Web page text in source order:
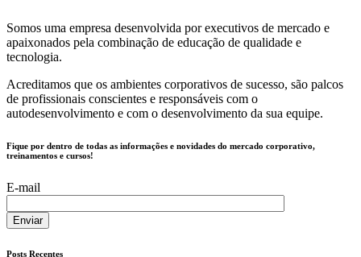
Somos uma empresa desenvolvida por executivos de mercado e
apaixonados pela combinação de educação de qualidade e
tecnologia.
Acreditamos que os ambientes corporativos de sucesso, são palcos
de profissionais conscientes e responsáveis com o
autodesenvolvimento e com o desenvolvimento da sua equipe.
Fique por dentro de todas as informações e novidades do mercado corporativo,
treinamentos e cursos!
E-mail
Posts Recentes